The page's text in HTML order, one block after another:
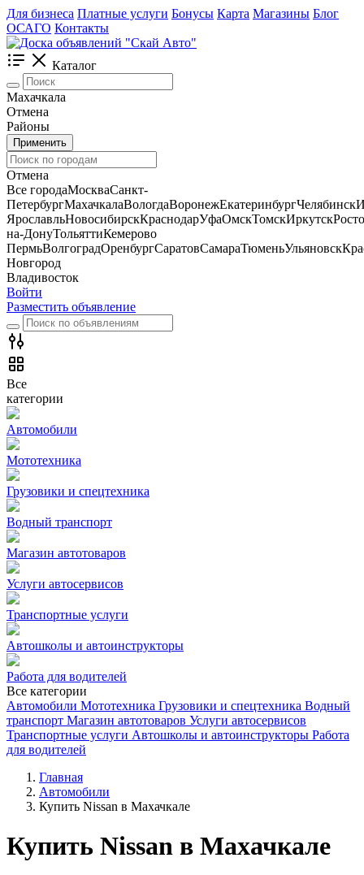
Для бизнеса Платные услуги Бонусы Карта Магазины Блог
ОСАГО Контакты
Каталог
Махачкала
Отмена
Районы
Применить
Отмена
Все городаМоскваСанкт-
ПетербургМахачкалаВологдаВоронежЕкатеринбургЧелябинск
ЯрославльНовосибирскКраснодарУфаОмскТомскИркутск
на-ДонуТольяттиКемерово
ПермьВолгоградОренбургСаратовСамараТюменьУльяновск
Новгород
Владивосток
Войти
Разместить объявление
Все
категории
Автомобили
Мототехника
Грузовики и спецтехника
Водный транспорт
Магазин автотоваров
Услуги автосервисов
Транспортные услуги
Автошколы и автоинструкторы
Работа для водителей
Все категории
Автомобили Мототехника Грузовики и спецтехника Водный
транспорт Магазин автотоваров Услуги автосервисов
Транспортные услуги Автошколы и автоинструкторы Работа
для водителей
Главная
Автомобили
Купить Nissan в Махачкале
Купить Nissan в Махачкале